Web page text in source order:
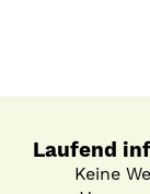
Laufend
Keine